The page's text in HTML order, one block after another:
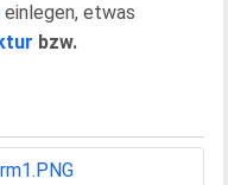
einlegen, etwas
bzw.